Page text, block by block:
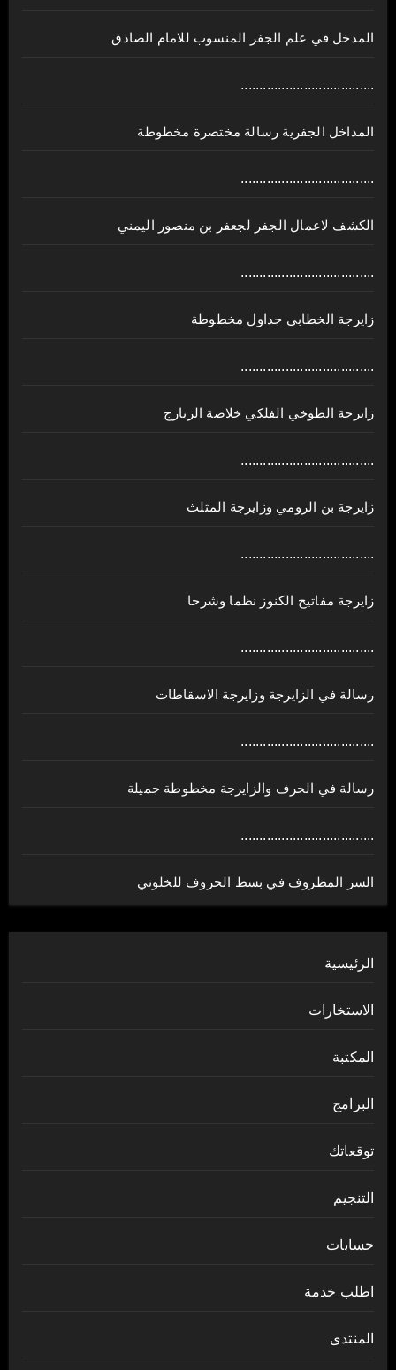
المدخل في علم الجفر المنسوب للامام الصادق
....................................
المداخل الجفرية رسالة مختصرة مخطوطة
....................................
الكشف لاعمال الجفر لجعفر بن منصور اليمني
....................................
زايرجة الخطابي جداول مخطوطة
....................................
زايرجة الطوخي الفلكي خلاصة الزيارج
....................................
زايرجة بن الرومي وزايرجة المثلث
....................................
زايرجة مفاتيح الكنوز نظما وشرحا
....................................
رسالة في الزايرجة وزايرجة الاسقاطات
....................................
رسالة في الحرف والزايرجة مخطوطة جميلة
....................................
السر المظروف في بسط الحروف للخلوتي
الرئيسية
الاستخارات
المكتبة
البرامج
توقعاتك
التنجيم
حسابات
اطلب خدمة
المنتدى